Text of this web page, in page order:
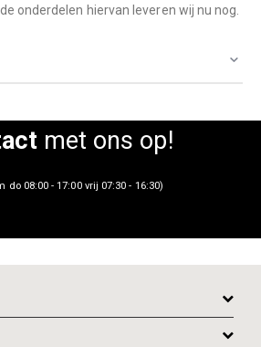
onderdelen hiervan leveren wij nu nog.
met ons op!
do 08:00 - 17:00 vrij 07:30 - 16:30)